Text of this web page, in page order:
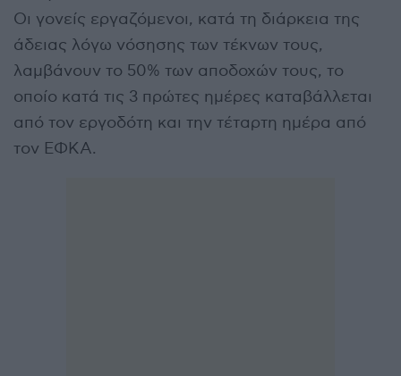
Οι γονείς εργαζόμενοι, κατά τη διάρκεια της
άδειας λόγω νόσησης των τέκνων τους,
λαμβάνουν το 50% των αποδοχών τους, το
οποίο κατά τις 3 πρώτες ημέρες καταβάλλεται
από τον εργοδότη και την τέταρτη ημέρα από
τον ΕΦΚΑ.